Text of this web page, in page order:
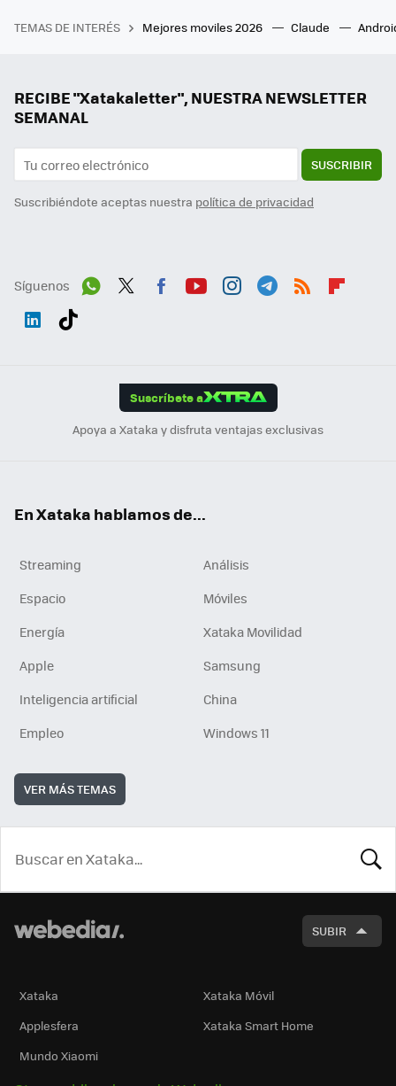
TEMAS DE INTERÉS Mejores moviles 2026 Claude
RECIBE "Xatakaletter", NUESTRA NEWSLETTER
SEMANAL
SUSCRIBIR
Suscribiéndote aceptas nuestra política de privacidad
Síguenos
Suscríbete a
Apoya a Xataka y disfruta ventajas exclusivas
En Xataka hablamos de...
Streaming
Análisis
Espacio
Móviles
Energía
Xataka Movilidad
Apple
Samsung
Inteligencia artificial
China
Empleo
Windows 11
VER MÁS TEMAS
SUBIR
Xataka
Xataka Móvil
Applesfera
Xataka Smart Home
Mundo Xiaomi